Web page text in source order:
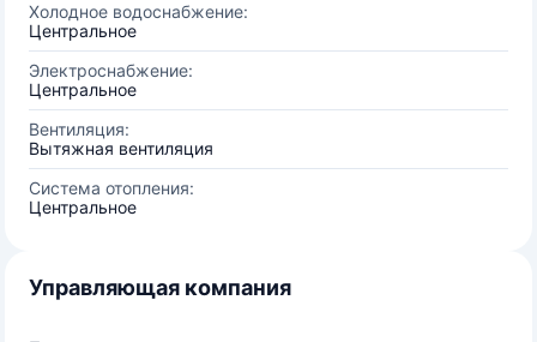
Холодное водоснабжение:
Центральное
Электроснабжение:
Центральное
Вентиляция:
Вытяжная вентиляция
Система отопления:
Центральное
Управляющая компания